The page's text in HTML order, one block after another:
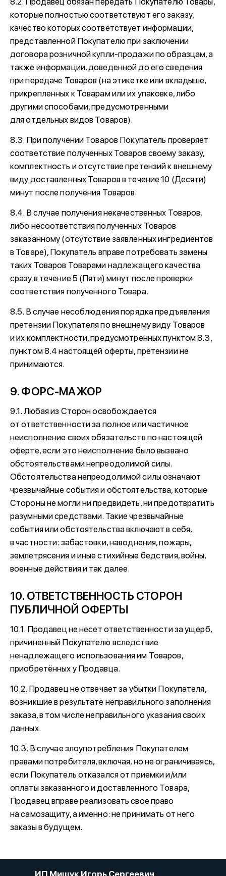
которые полностью соответствуют его заказу,
качество которых соответствует информации,
представленной Покупателю при заключении
договора розничной купли-продажи по образцам, а
также информации, доведенной до его сведения
при передаче Товаров (на этикетке или вкладыше,
прикрепленных к Товарам или их упаковке, либо
другими способами, предусмотренными
для отдельных видов Товаров).
8.3. При получении Товаров Покупатель проверяет
соответствие полученных Товаров своему заказу,
комплектность и отсутствие претензий к внешнему
виду доставленных Товаров в течение 10 (Десяти)
минут после получения Товаров.
8.4. В случае получения некачественных Товаров,
либо несоответствия полученных Товаров
заказанному (отсутствие заявленных ингредиентов
в Товаре), Покупатель вправе потребовать замены
таких Товаров Товарами надлежащего качества
сразу в течение 5 (Пяти) минут после проверки
соответствия полученного Товара.
8.5. В случае несоблюдения порядка предъявления
претензии Покупателя по внешнему виду Товаров
и их комплектности, предусмотренных пунктом 8.3,
пунктом 8.4 настоящей оферты, претензии не
принимаются.
9. ФОРС-МАЖОР
9.1. Любая из Сторон освобождается
от ответственности за полное или частичное
неисполнение своих обязательств по настоящей
оферте, если это неисполнение было вызвано
обстоятельствами непреодолимой силы.
Обстоятельства непреодолимой силы означают
чрезвычайные события и обстоятельства, которые
Стороны не могли ни предвидеть, ни предотвратить
разумными средствами. Такие чрезвычайные
события или обстоятельства включают в себя,
в частности: забастовки, наводнения, пожары,
землетрясения и иные стихийные бедствия, войны,
военные действия и так далее.
10. ОТВЕТСТВЕННОСТЬ СТОРОН
ПУБЛИЧНОЙ ОФЕРТЫ
10.1. Продавец не несет ответственности за ущерб,
причиненный Покупателю вследствие
ненадлежащего использования им Товаров,
приобретённых у Продавца.
10.2. Продавец не отвечает за убытки Покупателя,
возникшие в результате неправильного заполнения
заказа, в том числе неправильного указания своих
данных.
10.3. В случае злоупотребления Покупателем
правами потребителя, включая, но не ограничиваясь,
если Покупатель отказался от приемки и/или
оплаты заказанного и доставленного Товара,
Продавец вправе реализовать свое право
на самозащиту, а именно: не принимать от него
заказы в будущем.
ИП Мищук Игорь Сергеевич